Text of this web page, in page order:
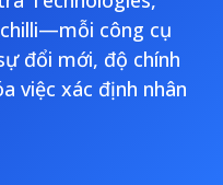
công cụ
đổi mới, độ chính
việc xác định nhân